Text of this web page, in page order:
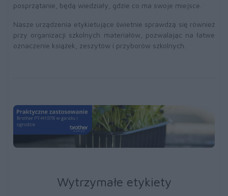
posprzątanie, będą wiedziały, gdzie co ma swoje miejsce.
Nasze urządzenia etykietujące świetnie sprawdzą się również
przy organizacji szkolnych materiałów, pozwalając na łatwe
oznaczenie książek, zeszytów i przyborów szkolnych.
Wytrzymałe etykiety